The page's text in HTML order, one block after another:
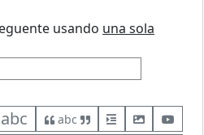
usando una sola
abc
abc